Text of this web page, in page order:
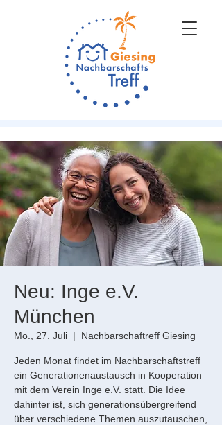
Neu: Inge e.V.
München
Mo., 27. Juli
  |
Nachbarschaftreff Giesing
Jeden Monat findet im Nachbarschaftstreff
ein Generationenaustausch in Kooperation
mit dem Verein Inge e.V. statt. Die Idee
dahinter ist, sich generationsübergreifend
über verschiedene Themen auszutauschen,